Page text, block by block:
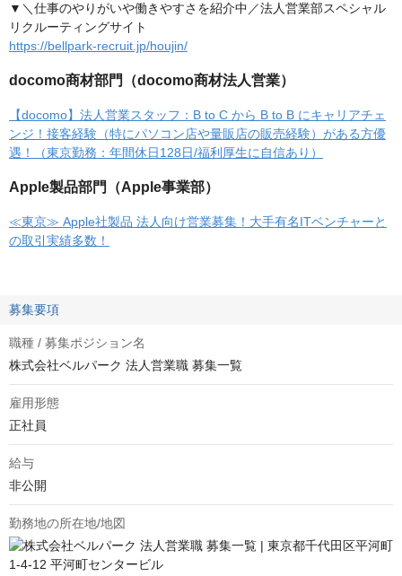
▼＼仕事のやりがいや働きやすさを紹介中／法人営業部スペシャル
リクルーティングサイト
https://bellpark-recruit.jp/houjin/
docomo商材部門（docomo商材法人営業）
【docomo】法人営業スタッフ：B to C から B to B にキャリアチェ
ンジ！接客経験（特にパソコン店や量販店の販売経験）がある方優
遇！（東京勤務：年間休日128日/福利厚生に自信あり）
Apple製品部門（Apple事業部）
≪東京≫ Apple社製品 法人向け営業募集！大手有名ITベンチャーと
の取引実績多数！
募集要項
職種 / 募集ポジション名
株式会社ベルパーク 法人営業職 募集一覧
雇用形態
正社員
給与
非公開
勤務地の所在地/地図